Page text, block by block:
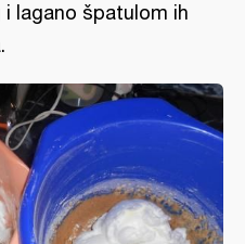
lagano špatulom ih